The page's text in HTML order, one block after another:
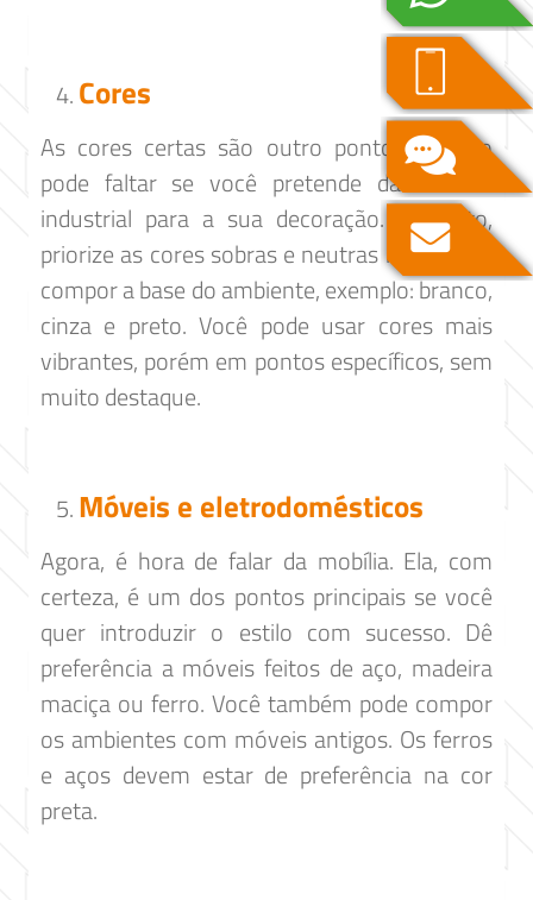
Cores
As cores certas são outro ponto que não
pode faltar se você pretende dar um ar
industrial para a sua decoração. Portanto,
priorize as cores sobras e neutras na hora de
compor a base do ambiente, exemplo: branco,
cinza e preto. Você pode usar cores mais
vibrantes, porém em pontos específicos, sem
muito destaque.
Móveis e eletrodomésticos
Agora, é hora de falar da mobília. Ela, com
certeza, é um dos pontos principais se você
quer introduzir o estilo com sucesso. Dê
preferência a móveis feitos de aço, madeira
maciça ou ferro. Você também pode compor
os ambientes com móveis antigos. Os ferros
e aços devem estar de preferência na cor
preta.